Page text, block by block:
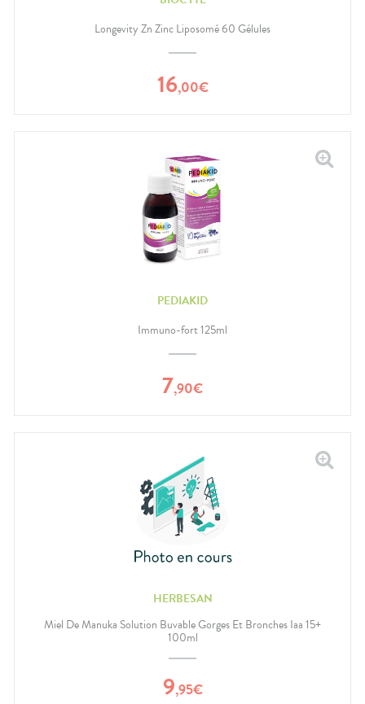
Longevity Zn Zinc Liposomé 60 Gélules
16,00€
PEDIAKID
Immuno-fort 125ml
7,90€
HERBESAN
Miel De Manuka Solution Buvable Gorges Et Bronches Iaa 15+
100ml
9,95€